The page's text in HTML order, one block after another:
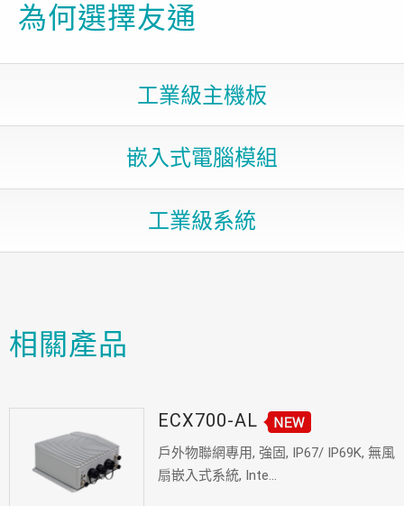
為何選擇友通
工業級主機板
嵌入式電腦模組
工業級系統
相關產品
ECX700-AL
戶外物聯網專用, 強固, IP67/ IP69K, 無風
扇嵌入式系統, Inte...